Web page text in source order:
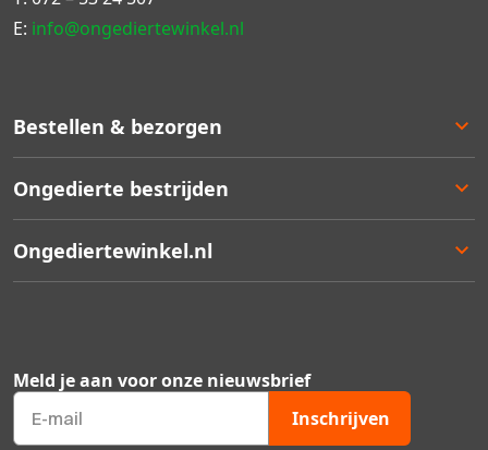
Meld je aan voor onze nieuwsbrief
Inschrijven
Bestellen & bezorgen
Bestellen
Bezorgen
Ongedierte bestrijden
Ongedierte keuzelulp
Ongedierte Blog
Ongediertewinkel.nl
Veelgestelde vragen
Mijn account
E: info@ongediertewinkel.nl